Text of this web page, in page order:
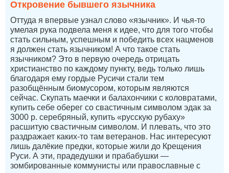
Откровение бывшего язычника
Оттуда я впервые узнал слово «язычник». И чья-то
умелая рука подвела меня к идее, что для того чтобы
стать сильным, успешным и победить всех нацменов
я должен стать язычником! А что такое стать
язычником? Это в первую очередь отрицать
христианство по каждому пункту, ведь только лишь
благодаря ему гордые Русичи стали тем
разобщённым биомусором, которым являются
сейчас. Скупать маечки и балахончики с коловратами,
купить себе оберег со свастичным символом эдак за
3000 р. серебряный, купить «русскую рубаху»
расшитую свастичным символом. И плевать, что это
раздражает каких-то там ветеранов. Нас интересуют
лишь далёкие предки, которые жили до Крещения
Руси. А эти, прадедушки и прабабушки —
зомбированные коммунисты или православные с